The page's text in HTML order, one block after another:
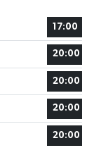
17:00
20:00
20:00
20:00
20:00